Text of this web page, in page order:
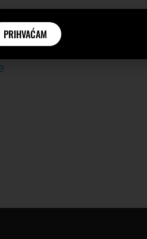
AKTUALNO
PRIHVAĆAM